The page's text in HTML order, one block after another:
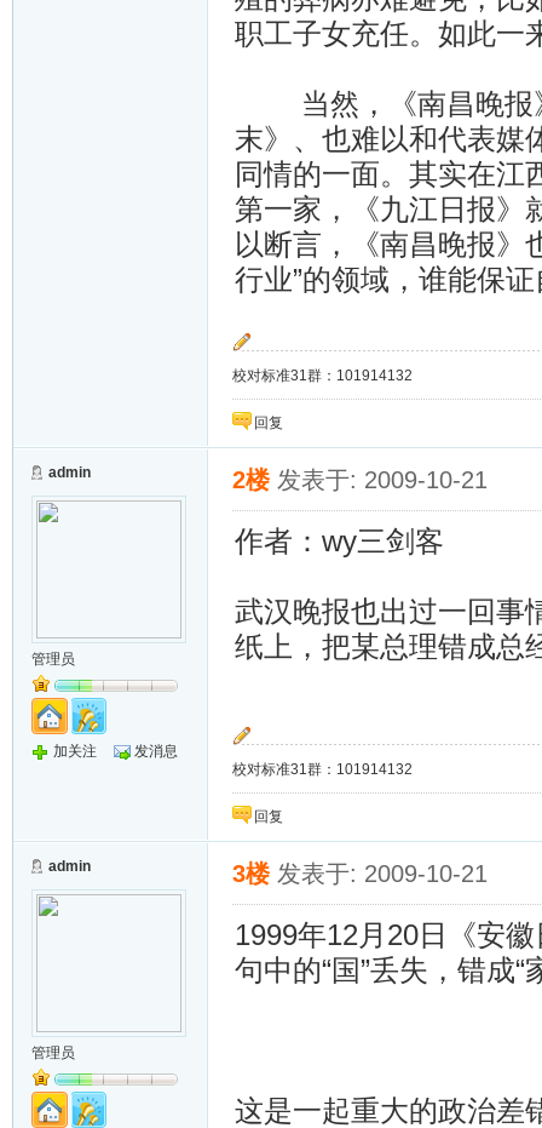
职工子女充任。如此一
当然，《南昌晚报》
末》、也难以和代表媒
同情的一面。其实在江
第一家，《九江日报》
以断言，《南昌晚报》
行业”的领域，谁能保
校对标准31群：101914132
回复
admin
管理员
加关注 发消息
2楼 发表于: 2009-10-21
作者：wy三剑客
武汉晚报也出过一回事
纸上，把某总理错成总
校对标准31群：101914132
回复
admin
管理员
3楼 发表于: 2009-10-21
1999年12月20日《安
句中的“国”丢失，错成
这是一起重大的政治差